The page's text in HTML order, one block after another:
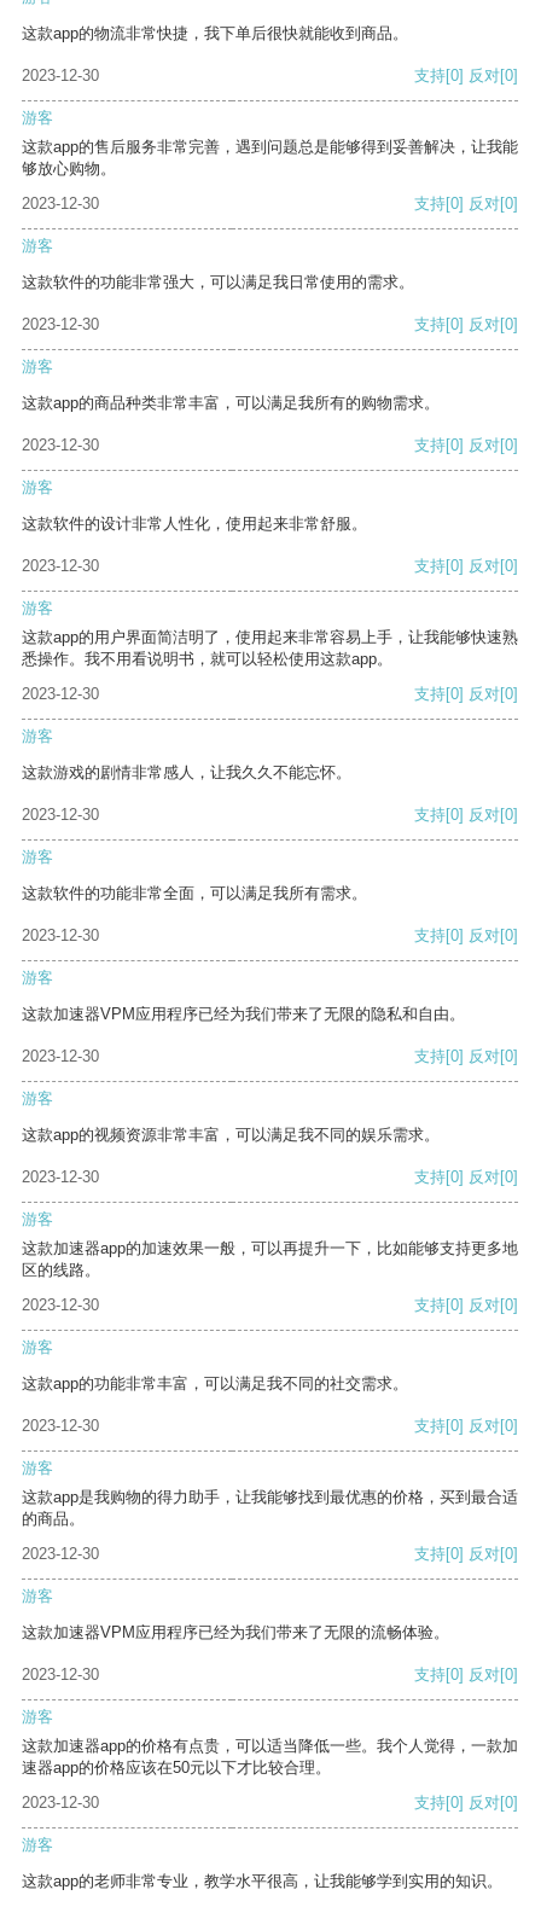
这款app的物流非常快捷，我下单后很快就能收到商品。
2023-12-30 支持[0] 反对[0]
游客
这款app的售后服务非常完善，遇到问题总是能够得到妥善解决，让我能
够放心购物。
2023-12-30
支持[0] 反对[0]
游客
这款软件的功能非常强大，可以满足我日常使用的需求。
2023-12-30 支持[0] 反对[0]
游客
这款app的商品种类非常丰富，可以满足我所有的购物需求。
2023-12-30 支持[0] 反对[0]
游客
这款软件的设计非常人性化，使用起来非常舒服。
2023-12-30 支持[0] 反对[0]
游客
这款app的用户界面简洁明了，使用起来非常容易上手，让我能够快速熟
悉操作。我不用看说明书，就可以轻松使用这款app。
2023-12-30
支持[0] 反对[0]
游客
这款游戏的剧情非常感人，让我久久不能忘怀。
2023-12-30 支持[0] 反对[0]
游客
这款软件的功能非常全面，可以满足我所有需求。
2023-12-30 支持[0] 反对[0]
游客
这款加速器VPM应用程序已经为我们带来了无限的隐私和自由。
2023-12-30 支持[0] 反对[0]
游客
这款app的视频资源非常丰富，可以满足我不同的娱乐需求。
2023-12-30 支持[0] 反对[0]
游客
这款加速器app的加速效果一般，可以再提升一下，比如能够支持更多地
区的线路。
2023-12-30
支持[0] 反对[0]
游客
这款app的功能非常丰富，可以满足我不同的社交需求。
2023-12-30 支持[0] 反对[0]
游客
这款app是我购物的得力助手，让我能够找到最优惠的价格，买到最合适
的商品。
2023-12-30
支持[0] 反对[0]
游客
这款加速器VPM应用程序已经为我们带来了无限的流畅体验。
2023-12-30 支持[0] 反对[0]
游客
这款加速器app的价格有点贵，可以适当降低一些。我个人觉得，一款加
速器app的价格应该在50元以下才比较合理。
2023-12-30
支持[0] 反对[0]
游客
这款app的老师非常专业，教学水平很高，让我能够学到实用的知识。